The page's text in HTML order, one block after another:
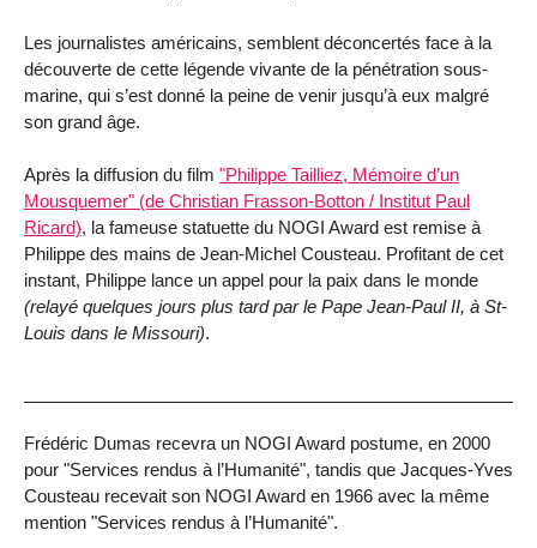
Les journalistes américains, semblent déconcertés face à la
découverte de cette légende vivante de la pénétration sous-
marine, qui s’est donné la peine de venir jusqu’à eux malgré
son grand âge.
Après la diffusion du film "Philippe Tailliez, Mémoire d’un
Mousquemer" (de Christian Frasson-Botton / Institut Paul
Ricard), la fameuse statuette du NOGI Award est remise à
Philippe des mains de Jean-Michel Cousteau. Profitant de cet
instant, Philippe lance un appel pour la paix dans le monde
(relayé quelques jours plus tard par le Pape Jean-Paul II, à St-
Louis dans le Missouri).
Frédéric Dumas recevra un NOGI Award postume, en 2000
pour "Services rendus à l’Humanité", tandis que Jacques-Yves
Cousteau recevait son NOGI Award en 1966 avec la même
mention "Services rendus à l’Humanité".